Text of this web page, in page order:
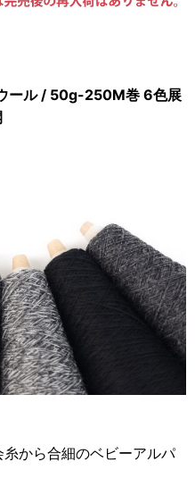
ール / 50g-250M巻 6色展
から合細のベビーアルパ